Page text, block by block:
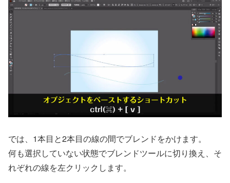
では、1本目と2本目の線の間でブレンドをかけます。
何も選択していない状態でブレンドツールに切り換え、そ
れぞれの線を左クリックします。